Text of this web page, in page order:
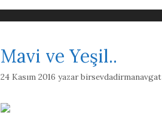
Mavi ve Yeşil..
24 Kasım 2016 yazarbirsevdadirmanavgat